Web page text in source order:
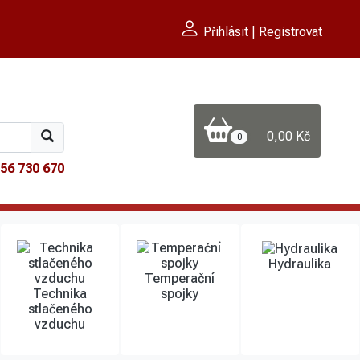
Přihlásit | Registrovat
730 670
0 0,00 Kč
Technika
stlačeného
vzduchu
Temperační
spojky
Hydraulika